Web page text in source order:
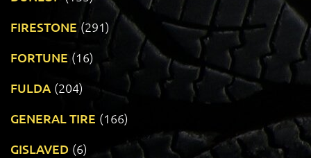
FIRESTONE (291)
FORTUNE (16)
FULDA (204)
GENERAL TIRE (166)
GISLAVED (6)